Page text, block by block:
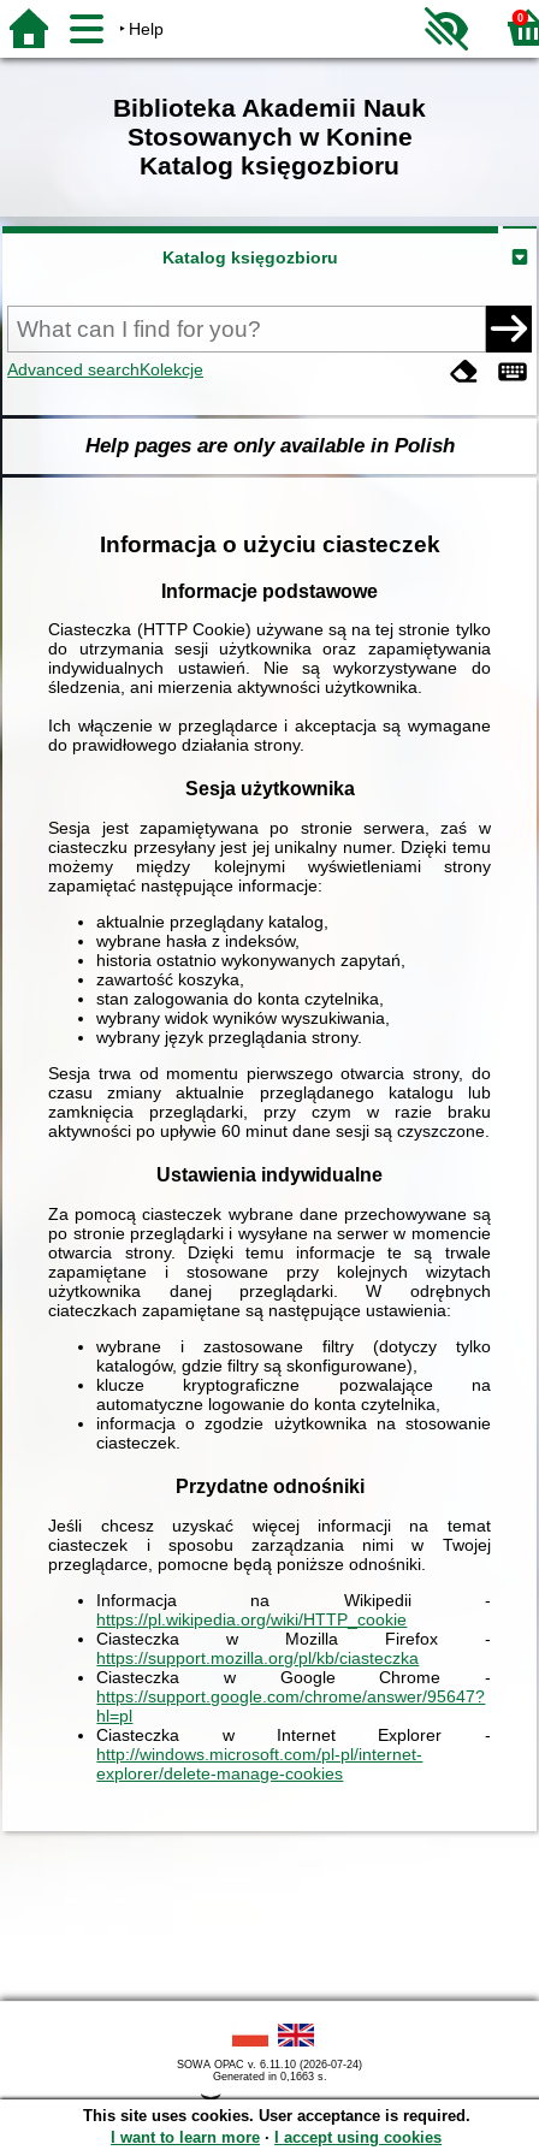
Help
0
Biblioteka Akademii Nauk
Stosowanych w Konine
Katalog księgozbioru
Katalog księgozbioru
Advanced searchKolekcje
Help pages are only available in Polish
Informacja o użyciu ciasteczek
Informacje podstawowe
Ciasteczka (HTTP Cookie) używane są na tej stronie tylko
do utrzymania sesji użytkownika oraz zapamiętywania
indywidualnych ustawień. Nie są wykorzystywane do
śledzenia, ani mierzenia aktywności użytkownika.
Ich włączenie w przeglądarce i akceptacja są wymagane
do prawidłowego działania strony.
Sesja użytkownika
Sesja jest zapamiętywana po stronie serwera, zaś w
ciasteczku przesyłany jest jej unikalny numer. Dzięki temu
możemy między kolejnymi wyświetleniami strony
zapamiętać następujące informacje:
aktualnie przeglądany katalog,
wybrane hasła z indeksów,
historia ostatnio wykonywanych zapytań,
zawartość koszyka,
stan zalogowania do konta czytelnika,
wybrany widok wyników wyszukiwania,
wybrany język przeglądania strony.
Sesja trwa od momentu pierwszego otwarcia strony, do
czasu zmiany aktualnie przeglądanego katalogu lub
zamknięcia przeglądarki, przy czym w razie braku
aktywności po upływie 60 minut dane sesji są czyszczone.
Ustawienia indywidualne
Za pomocą ciasteczek wybrane dane przechowywane są
po stronie przeglądarki i wysyłane na serwer w momencie
otwarcia strony. Dzięki temu informacje te są trwale
zapamiętane i stosowane przy kolejnych wizytach
użytkownika danej przeglądarki. W odrębnych
ciateczkach zapamiętane są następujące ustawienia:
wybrane i zastosowane filtry (dotyczy tylko
katalogów, gdzie filtry są skonfigurowane),
klucze kryptograficzne pozwalające na
automatyczne logowanie do konta czytelnika,
informacja o zgodzie użytkownika na stosowanie
ciasteczek.
Przydatne odnośniki
Jeśli chcesz uzyskać więcej informacji na temat
ciasteczek i sposobu zarządzania nimi w Twojej
przeglądarce, pomocne będą poniższe odnośniki.
Informacja na Wikipedii -
https://pl.wikipedia.org/wiki/HTTP_cookie
Ciasteczka w Mozilla Firefox -
https://support.mozilla.org/pl/kb/ciasteczka
Ciasteczka w Google Chrome -
https://support.google.com/chrome/answer/95647?
hl=pl
Ciasteczka w Internet Explorer -
http://windows.microsoft.com/pl-pl/internet-
explorer/delete-manage-cookies
SOWA OPAC v. 6.11.10 (2026-07-24)
Generated in 0,1663 s.
This site uses cookies. User acceptance is required.
I want to learn more ∙ I accept using cookies